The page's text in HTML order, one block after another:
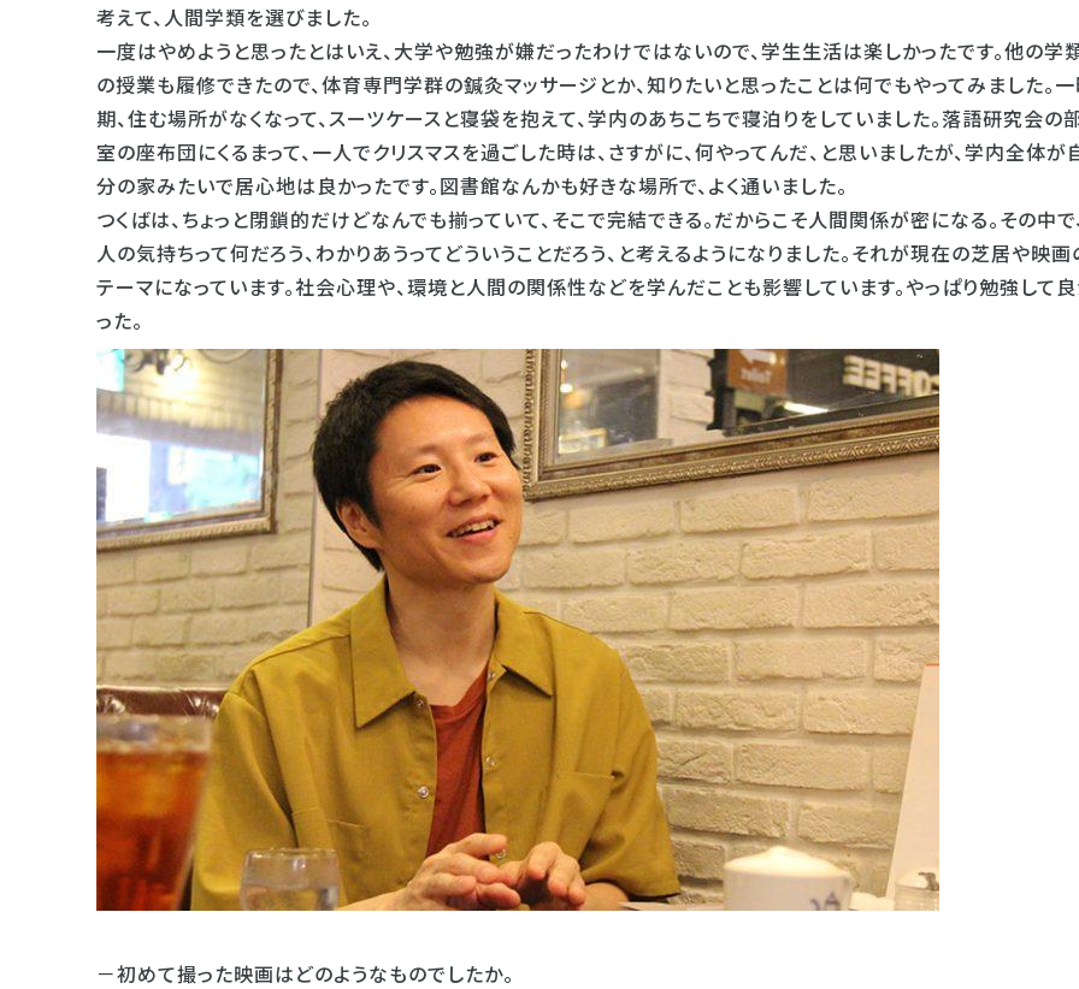
考えて、人間学類を選びました。
一度はやめようと思ったとはいえ、大学や勉強が嫌だったわけではないので、学生生活は楽しかったです。他の学
の授業も履修できたので、体育専門学群の鍼灸マッサージとか、知りたいと思ったことは何でもやってみました。
期、住む場所がなくなって、スーツケースと寝袋を抱えて、学内のあちこちで寝泊りをしていました。落語研究会の
室の座布団にくるまって、一人でクリスマスを過ごした時は、さすがに、何やってんだ、と思いましたが、学内全体が
分の家みたいで居心地は良かったです。図書館なんかも好きな場所で、よく通いました。
つくばは、ちょっと閉鎖的だけどなんでも揃っていて、そこで完結できる。だからこそ人間関係が密になる。その中で
人の気持ちって何だろう、わかりあうってどういうことだろう、と考えるようになりました。それが現在の芝居や映画
テーマになっています。社会心理や、環境と人間の関係性などを学んだことも影響しています。やっぱり勉強して
った。
－初めて撮った映画はどのようなものでしたか。